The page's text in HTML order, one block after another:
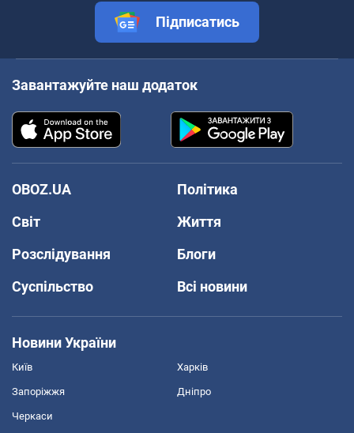
Підписатись
Завантажуйте наш додаток
OBOZ.UA
Політика
Світ
Життя
Розслідування
Блоги
Суспільство
Всі новини
Новини України
Київ Харків
Запоріжжя Дніпро
Черкаси